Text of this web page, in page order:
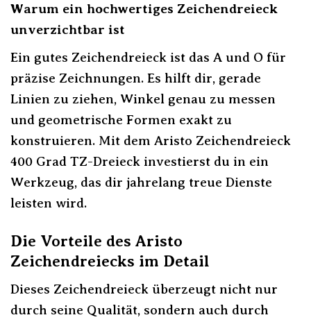
Warum ein hochwertiges Zeichendreieck
unverzichtbar ist
Ein gutes Zeichendreieck ist das A und O für
präzise Zeichnungen. Es hilft dir, gerade
Linien zu ziehen, Winkel genau zu messen
und geometrische Formen exakt zu
konstruieren. Mit dem Aristo Zeichendreieck
400 Grad TZ-Dreieck investierst du in ein
Werkzeug, das dir jahrelang treue Dienste
leisten wird.
Die Vorteile des Aristo
Zeichendreiecks im Detail
Dieses Zeichendreieck überzeugt nicht nur
durch seine Qualität, sondern auch durch